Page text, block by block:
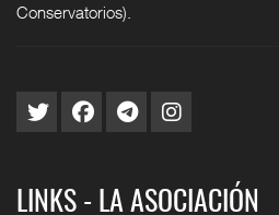
Conservatorios).
LINKS - LA ASOCIACIÓN